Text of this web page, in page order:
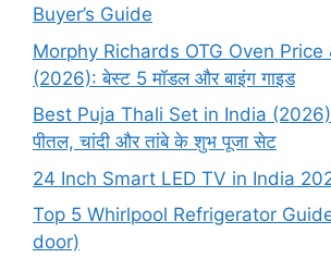
Buyer’s Guide
Morphy Richards OTG Oven Price
(2026): बेस्ट 5 मॉडल और बाइंग गाइड
Best Puja Thali Set in India (2026):
पीतल, चांदी और तांबे के शुभ पूजा सेट
24 Inch Smart LED TV in India
Top 5 Whirlpool Refrigerator
door)